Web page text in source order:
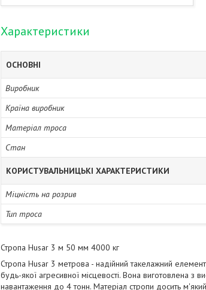
Характеристики
ОСНОВНІ
Виробник
Країна виробник
Матеріал троса
Стан
КОРИСТУВАЛЬНИЦЬКІ ХАРАКТЕРИСТИКИ
Міцність на розрив
Тип троса
Стропа Husar 3 м 50 мм 4000 кг
Стропа Husar 3 метрова - надійний такелажний
будь-якої агресивної місцевості. Вона виготовлена з
навантаження до 4 тонн. Матеріал стропи досить